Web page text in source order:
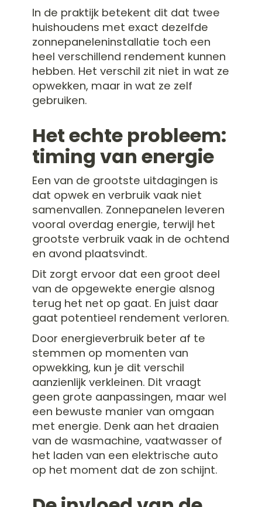
In de praktijk betekent dit dat twee
huishoudens met exact dezelfde
zonnepaneleninstallatie toch een
heel verschillend rendement kunnen
hebben. Het verschil zit niet in wat ze
opwekken, maar in wat ze zelf
gebruiken.
Het echte probleem:
timing van energie
Een van de grootste uitdagingen is
dat opwek en verbruik vaak niet
samenvallen. Zonnepanelen leveren
vooral overdag energie, terwijl het
grootste verbruik vaak in de ochtend
en avond plaatsvindt.
Dit zorgt ervoor dat een groot deel
van de opgewekte energie alsnog
terug het net op gaat. En juist daar
gaat potentieel rendement verloren.
Door energieverbruik beter af te
stemmen op momenten van
opwekking, kun je dit verschil
aanzienlijk verkleinen. Dit vraagt
geen grote aanpassingen, maar wel
een bewuste manier van omgaan
met energie. Denk aan het draaien
van de wasmachine, vaatwasser of
het laden van een elektrische auto
op het moment dat de zon schijnt.